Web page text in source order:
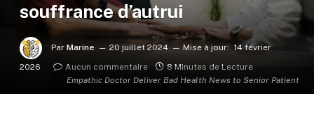
Empathic Doctor Deliver Bad Health News to Senior Patient
souffrance d’autrui
Par Marine 20 juillet 2024 Mise à jour: 14 février
2026
Aucun commentaire 8 Minutes de Lecture